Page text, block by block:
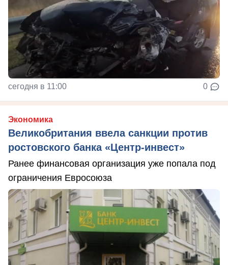
сегодня в 11:00 0
Экономика
Великобритания ввела санкции против
ростовского банка «Центр-инвест»
Ранее финансовая организация уже попала под
ограничения Евросоюза